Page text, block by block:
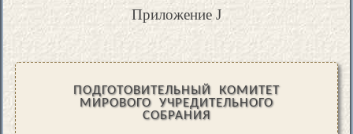
Приложение J
ПОДГОТОВИТЕЛЬНЫЙ КОМИТЕТ
МИРОВОГО УЧРЕДИТЕЛЬНОГО
СОБРАНИЯ